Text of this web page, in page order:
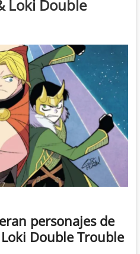
Loki Double
personajes de
Double Trouble